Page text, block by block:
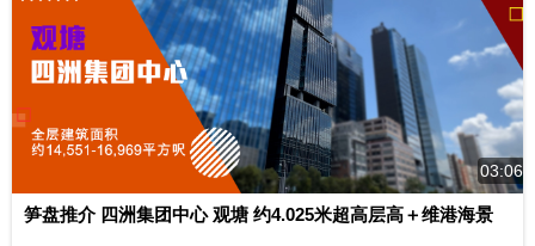
03:06
笋盘推介 四洲集团中心 观塘 约4.025米超高层高＋维港海景